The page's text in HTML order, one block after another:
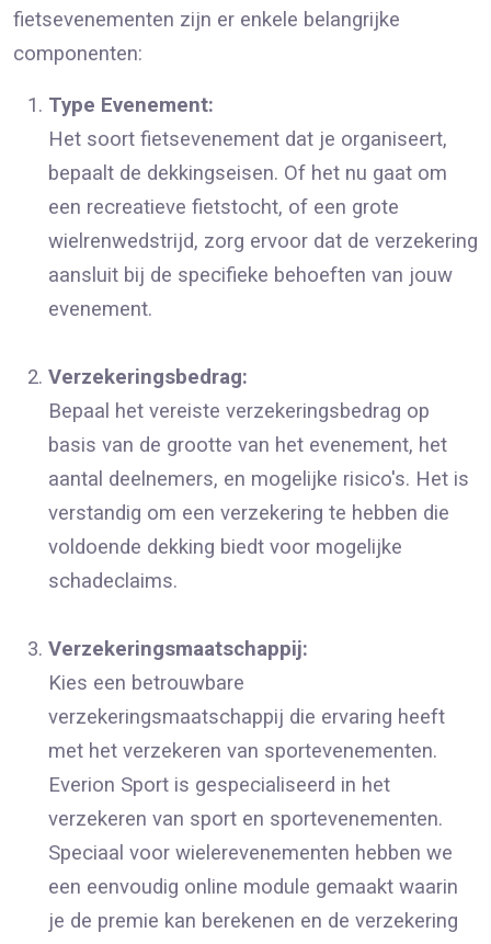
fietsevenementen zijn er enkele belangrijke
componenten:
Type Evenement:
Het soort fietsevenement dat je organiseert,
bepaalt de dekkingseisen. Of het nu gaat om
een recreatieve fietstocht, of een grote
wielrenwedstrijd, zorg ervoor dat de verzekering
aansluit bij de specifieke behoeften van jouw
evenement.
Verzekeringsbedrag:
Bepaal het vereiste verzekeringsbedrag op
basis van de grootte van het evenement, het
aantal deelnemers, en mogelijke risico's. Het is
verstandig om een verzekering te hebben die
voldoende dekking biedt voor mogelijke
schadeclaims.
Verzekeringsmaatschappij:
Kies een betrouwbare
verzekeringsmaatschappij die ervaring heeft
met het verzekeren van sportevenementen.
Everion Sport is gespecialiseerd in het
verzekeren van sport en sportevenementen.
Speciaal voor wielerevenementen hebben we
een eenvoudig online module gemaakt waarin
je de premie kan berekenen en de verzekering